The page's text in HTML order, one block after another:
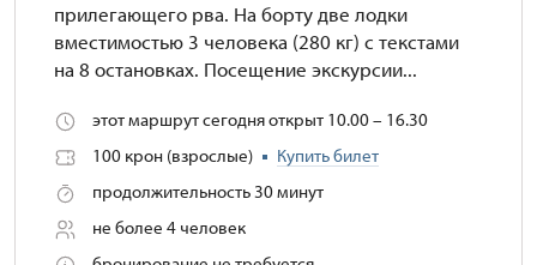
прилегающего рва. На борту две лодки
вместимостью 3 человека (280 кг) с текстами
на 8 остановках. Посещение экскурсии...
этот маршрут сегодня открыт 10.00 – 16.30
100 крон (взрослые)
Купить билет
продолжительность 30 минут
не более 4 человек